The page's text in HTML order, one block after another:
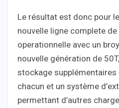
Le résultat est donc pour
nouvelle ligne complete
operationnelle avec un
nouvelle génération de
stockage
chacun et un système
permettant d’autres